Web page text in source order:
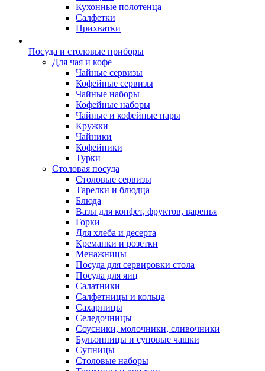
Кухонные полотенца
Салфетки
Прихватки
Посуда и столовые приборы
Для чая и кофе
Чайные сервизы
Кофейные сервизы
Чайные наборы
Кофейные наборы
Чайные и кофейные пары
Кружки
Чайники
Кофейники
Турки
Столовая посуда
Столовые сервизы
Тарелки и блюдца
Блюда
Вазы для конфет, фруктов, варенья
Горки
Для хлеба и десерта
Креманки и розетки
Менажницы
Посуда для сервировки стола
Посуда для яиц
Салатники
Салфетницы и кольца
Сахарницы
Селедочницы
Соусники, молочники, сливочники
Бульонницы и суповые чашки
Супницы
Столовые наборы